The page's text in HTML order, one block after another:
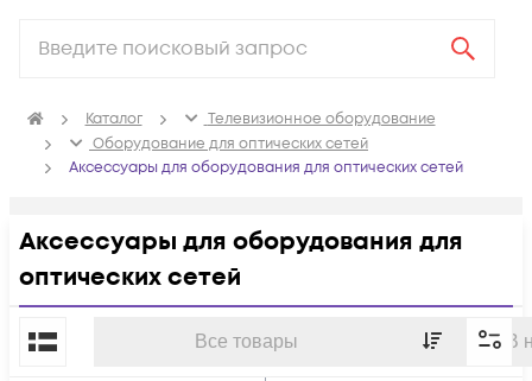
Каталог
Телевизионное оборудование
Оборудование для оптических сетей
Аксессуары для оборудования для оптических сетей
Аксессуары для оборудования для
оптических сетей
Все товары В
По популярности